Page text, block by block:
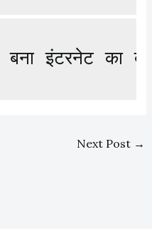
इंटरनेट का
Next Post →